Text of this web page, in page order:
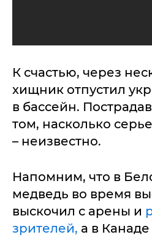
К счастью, через
хищник отпустил
в бассейн.
том, насколько
– неизвестно.
Напомним, что в
медведь во время
выскочил с арены и
зрителей, а в